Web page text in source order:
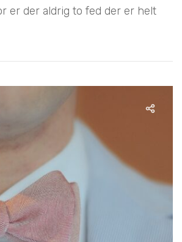
er der aldrig to fed der er helt